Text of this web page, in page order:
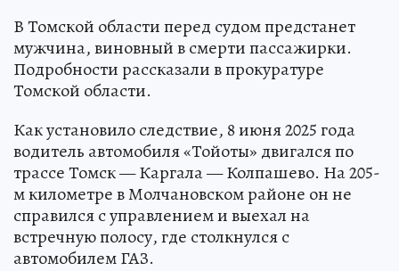
В Томской области перед судом предстанет
мужчина, виновный в смерти пассажирки.
Подробности рассказали в прокуратуре
Томской области.
Как установило следствие, 8 июня 2025 года
водитель автомобиля «Тойоты» двигался по
трассе Томск — Каргала — Колпашево. На 205-
м километре в Молчановском районе он не
справился с управлением и выехал на
встречную полосу, где столкнулся с
автомобилем ГАЗ.